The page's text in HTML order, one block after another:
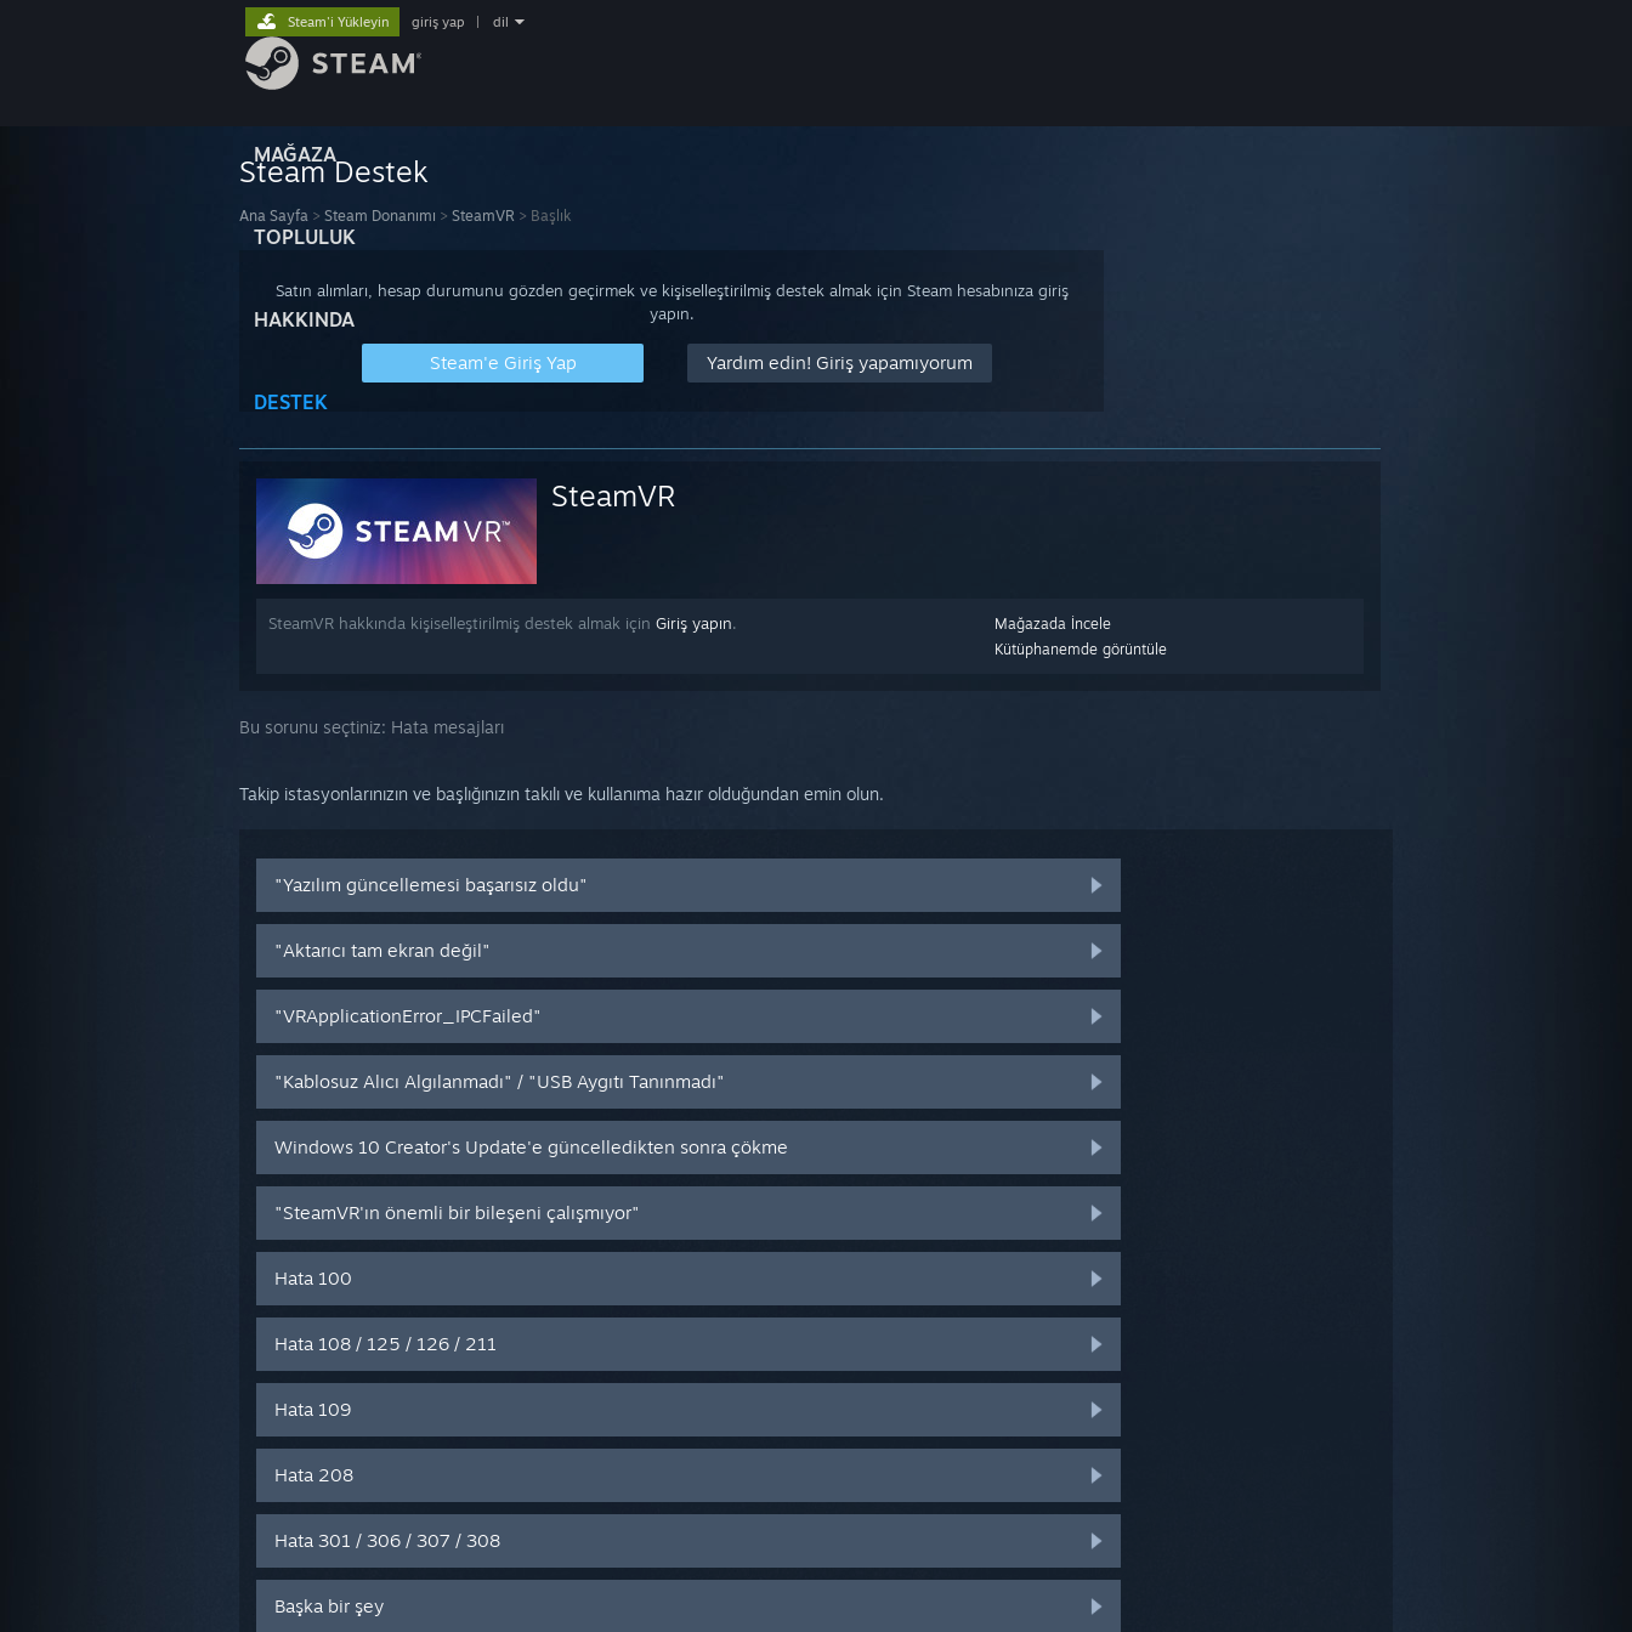
MAĞAZA
TOPLULUK
HAKKINDA
DESTEK
Steam'i Yükleyin giriş yap dil
Steam Destek
Ana Sayfa > Steam Donanımı > SteamVR > Başlık
Satın alımları, hesap durumunu gözden geçirmek ve kişiselleştirilmiş destek almak için Steam hesabınıza giriş
yapın.
Steam'e Giriş Yap Yardım edin! Giriş yapamıyorum
SteamVR
Mağazada İncele
Kütüphanemde görüntüle
SteamVR hakkında kişiselleştirilmiş destek almak için Giriş yapın.
Bu sorunu seçtiniz: Hata mesajları
Takip istasyonlarınızın ve başlığınızın takılı ve kullanıma hazır olduğundan emin olun.
"Yazılım güncellemesi başarısız oldu"
"Aktarıcı tam ekran değil"
"VRApplicationError_IPCFailed"
"Kablosuz Alıcı Algılanmadı" / "USB Aygıtı Tanınmadı"
Windows 10 Creator's Update'e güncelledikten sonra çökme
"SteamVR'ın önemli bir bileşeni çalışmıyor"
Hata 100
Hata 108 / 125 / 126 / 211
Hata 109
Hata 208
Hata 301 / 306 / 307 / 308
Başka bir şey